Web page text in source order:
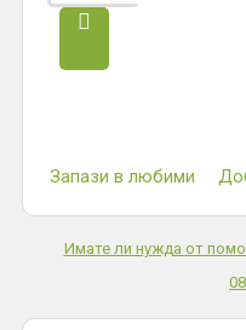
Запази в любими
Имате ли нужда от